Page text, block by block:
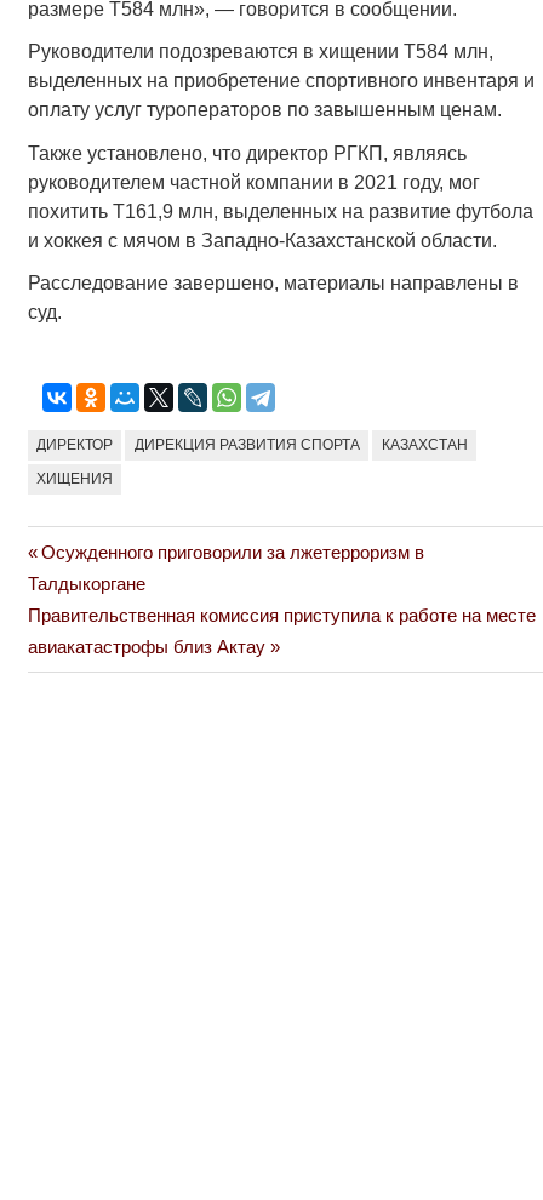
размере Т584 млн», — говорится в сообщении.
Руководители подозреваются в хищении Т584 млн,
выделенных на приобретение спортивного инвентаря и
оплату услуг туроператоров по завышенным ценам.
Также установлено, что директор РГКП, являясь
руководителем частной компании в 2021 году, мог
похитить Т161,9 млн, выделенных на развитие футбола
и хоккея с мячом в Западно-Казахстанской области.
Расследование завершено, материалы направлены в
суд.
ДИРЕКТОР ДИРЕКЦИЯ РАЗВИТИЯ СПОРТА КАЗАХСТАН
ХИЩЕНИЯ
Навигация
по
записям
Previous
Post:
Осужденного приговорили за лжетерроризм в
Талдыкоргане
Next
Post:
Правительственная комиссия приступила к работе на месте
авиакатастрофы близ Актау